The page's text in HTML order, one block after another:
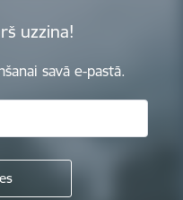
uzzina!
savā e-pastā.